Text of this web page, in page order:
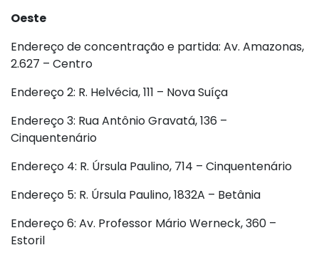
Oeste
Endereço de concentração e partida: Av. Amazonas,
2.627 – Centro
Endereço 2: R. Helvécia, 111 – Nova Suíça
Endereço 3: Rua Antônio Gravatá, 136 –
Cinquentenário
Endereço 4: R. Úrsula Paulino, 714 – Cinquentenário
Endereço 5: R. Úrsula Paulino, 1832A – Betânia
Endereço 6: Av. Professor Mário Werneck, 360 –
Estoril